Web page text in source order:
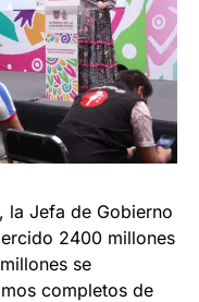
la Jefa de Gobierno
2400 millones
se
completos de